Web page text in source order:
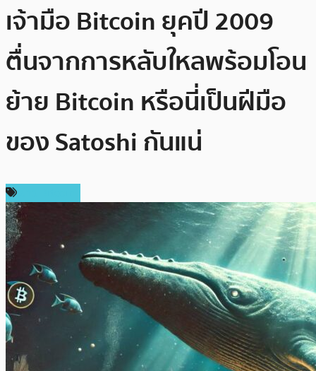
เจ้ามือ Bitcoin ยุคปี 2009
ตื่นจากการหลับใหลพร้อมโอน
ย้าย Bitcoin หรือนี่เป็นฝีมือ
ของ Satoshi กันแน่